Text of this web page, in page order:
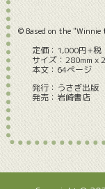
© Based on the "Winnie
定価：1,000円+税
サイズ：280mmｘ
本文：64ページ
発行：うさぎ出版
発売：岩崎書店